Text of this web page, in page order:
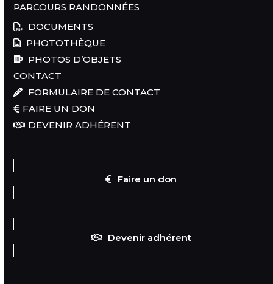
PARCOURS RANDONNÉES
DOCUMENTS
PHOTOTHÈQUE
PHOTOS D’OBJETS
CONTACT
FORMULAIRE DE CONTACT
FAIRE UN DON
DEVENIR ADHÉRENT
Faire un don
Devenir adhérent